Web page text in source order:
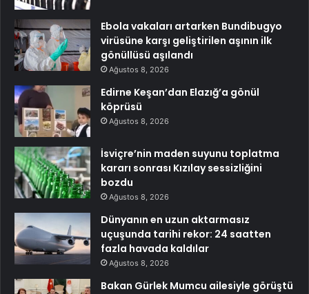
Ebola vakaları artarken Bundibugyo
virüsüne karşı geliştirilen aşının ilk
gönüllüsü aşılandı
Ağustos 8, 2026
Edirne Keşan’dan Elazığ’a gönül
köprüsü
Ağustos 8, 2026
İsviçre’nin maden suyunu toplatma
kararı sonrası Kızılay sessizliğini
bozdu
Ağustos 8, 2026
Dünyanın en uzun aktarmasız
uçuşunda tarihi rekor: 24 saatten
fazla havada kaldılar
Ağustos 8, 2026
Bakan Gürlek Mumcu ailesiyle görüştü